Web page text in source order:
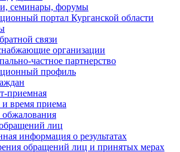
семинары, форумы
портал Курганской области
связи
организации
частное партнерство
профиль
приемная
время приема
лиц
информация о результатах
обращений лиц и принятых мерах